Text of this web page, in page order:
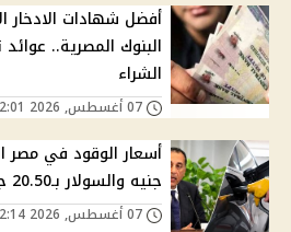
الشراء
جنيه والسولار بـ20.50 جنيه